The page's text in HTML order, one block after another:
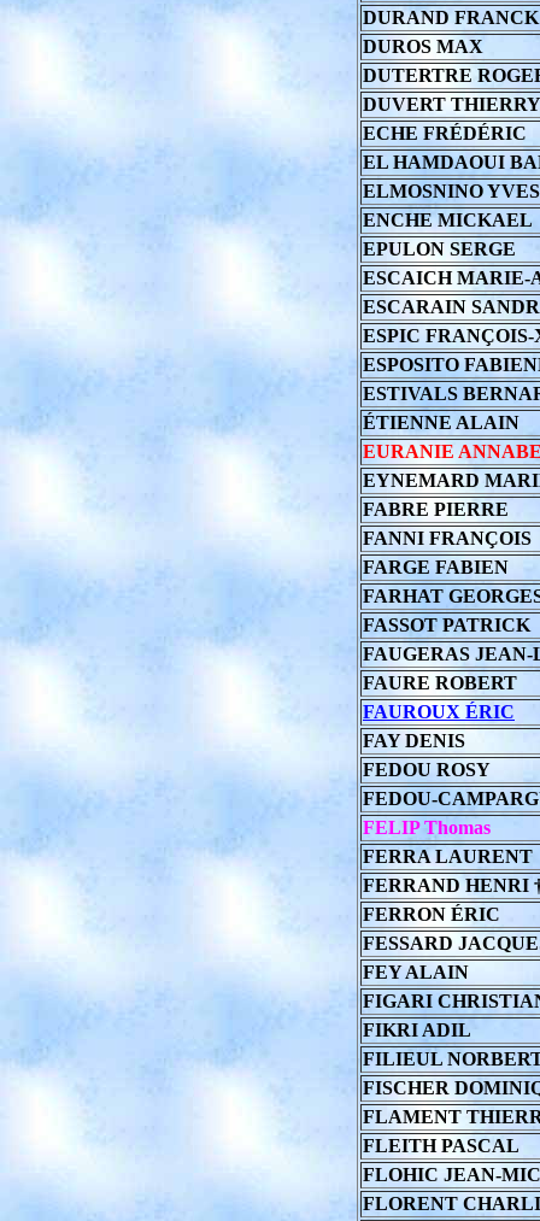
DURAND FRANCK
DUROS MAX
DUTERTRE
DUVERT THIERRY
ECHE FRÉDÉRIC
EL HAMDAOUI
ELMOSNINO YVES
ENCHE MICKAEL
EPULON SERGE
ESCAICH MARIE-
ESCARAIN
ESPIC
ESPOSITO
ESTIVALS
ÉTIENNE ALAIN
EURANIE
EYNEMARD
FABRE PIERRE
FANNI FRANÇOIS
FARGE FABIEN
FARHAT
FASSOT PATRICK
FAUGERAS JEAN-
FAURE ROBERT
FAUROUX ÉRIC
FAY DENIS
FEDOU ROSY
FEDOU-
FELIP Thomas
FERRA LAURENT
FERRAND HENRI
FERRON ÉRIC
FESSARD
FEY ALAIN
FIGARI
FIKRI ADIL
FILIEUL
FISCHER
FLAMENT
FLEITH PASCAL
FLOHIC JEAN-
FLORENT